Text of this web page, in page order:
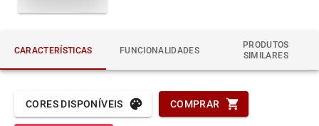
CARACTERÍSTICAS FUNCIONALIDADES
PRODUTOS
SIMILARES
CORES DISPONÍVEIS COMPRAR